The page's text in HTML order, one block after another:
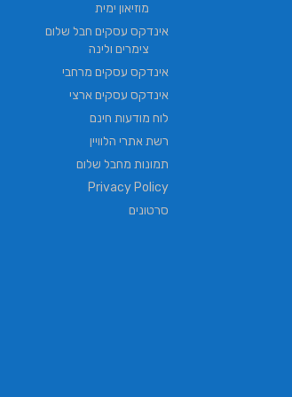
מוזיאון ימית
אינדקס עסקים חבל שלום
צימרים ולינה
אינדקס עסקים מרחבי
אינדקס עסקים ארצי
לוח מודעות חינם
רשת אתרי הלוויין
תמונות מחבל שלום
Privacy Policy
סרטונים